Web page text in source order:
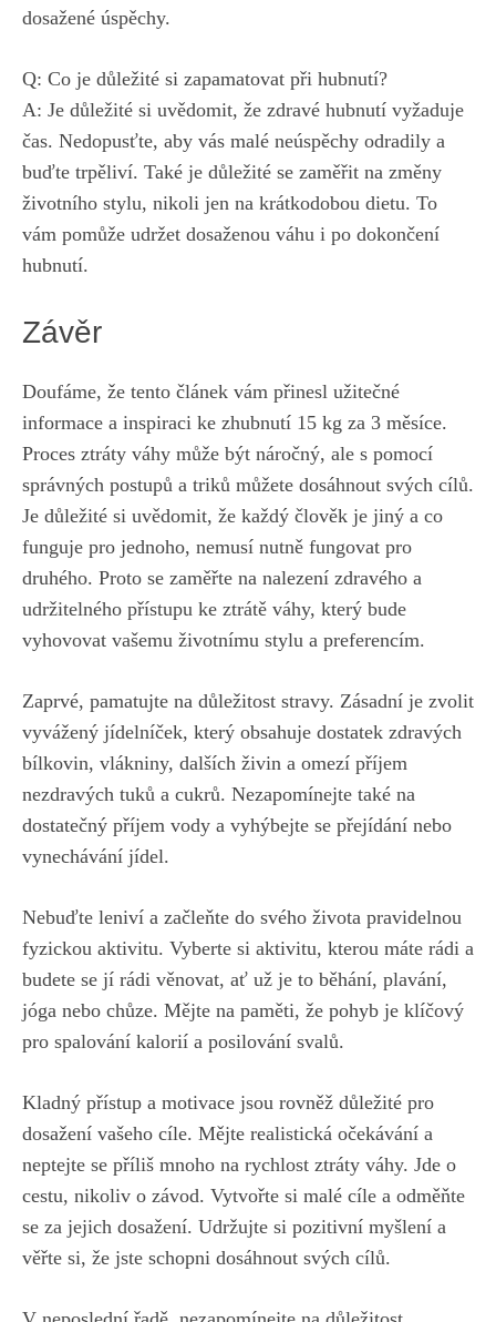
dosažené⁤ úspěchy.
Q: Co je důležité​ si zapamatovat při hubnutí?
A: Je důležité si uvědomit, že zdravé hubnutí vyžaduje
čas. Nedopusťte, aby vás ‌malé⁤ neúspěchy odradily a
buďte trpěliví. ‍Také je ‍důležité​ se zaměřit na ​změny
životního stylu, nikoli jen na krátkodobou dietu.⁣ To
vám pomůže⁤ udržet dosaženou váhu i po dokončení
hubnutí.
Závěr
Doufáme, že tento článek⁢ vám přinesl užitečné
informace a inspiraci ke zhubnutí 15 kg za 3 měsíce.
Proces ztráty váhy může být náročný, ale s ‍pomocí‍
správných postupů ‌a triků ‌můžete⁤ dosáhnout ​svých​ cílů.
Je důležité si uvědomit, že každý člověk je jiný a co
funguje ⁢pro jednoho, nemusí nutně fungovat pro
druhého. Proto se zaměřte na nalezení zdravého a
udržitelného přístupu ke⁤ ztrátě váhy, který bude
vyhovovat vašemu životnímu stylu a preferencím.
Zaprvé, pamatujte ⁢na důležitost stravy. Zásadní je zvolit
vyvážený jídelníček, který ⁣obsahuje dostatek zdravých
bílkovin, vlákniny, dalších živin a omezí příjem‍
nezdravých tuků a cukrů. ‌Nezapomínejte také na
dostatečný příjem‍ vody⁣ a vyhýbejte se přejídání nebo
vynechávání jídel.
Nebuďte leniví a začleňte do svého života pravidelnou
fyzickou aktivitu. Vyberte si aktivitu, ⁣kterou máte rádi ‌a
budete ⁣se jí‌ rádi věnovat, ať už je to běhání, plavání,
jóga nebo chůze. Mějte na ​paměti, že pohyb je⁤ klíčový
pro spalování kalorií a posilování svalů.
Kladný přístup a motivace jsou rovněž důležité pro
dosažení vašeho cíle. Mějte realistická ​očekávání a
neptejte se příliš mnoho na rychlost ztráty váhy. Jde o
cestu, ​nikoliv o⁤ závod. Vytvořte si malé cíle a odměňte
se‌ za jejich dosažení. ‍Udržujte si pozitivní myšlení a
věřte si, že‍ jste schopni⁢ dosáhnout svých cílů.